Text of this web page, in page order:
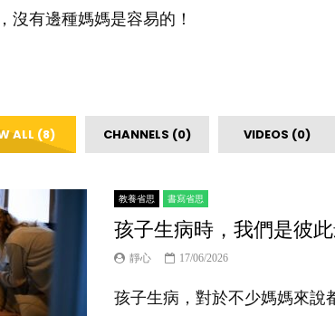
沒有邊種媽媽是容易的！
ALL (8) CHANNELS (0) VIDEOS (0)
教養省思 書寫省思
孩子生病時，我們是彼
靜心 17/06/2026
孩子生病，對於不少媽媽來說